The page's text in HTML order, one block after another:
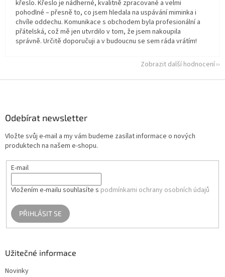
křeslo. Křeslo je nádherné, kvalitně zpracované a velmi
pohodlné – přesně to, co jsem hledala na uspávání miminka i
chvíle oddechu. Komunikace s obchodem byla profesionální a
přátelská, což mě jen utvrdilo v tom, že jsem nakoupila
správně. Určitě doporučuji a v budoucnu se sem ráda vrátím!
Zobrazit další hodnocení
Odebírat newsletter
Vložte svůj e-mail a my vám budeme zasílat informace o nových
produktech na našem e-shopu.
E-mail
Vložením e-mailu souhlasíte s podmínkami ochrany osobních údajů
PŘIHLÁSIT SE
Užitečné informace
Novinky